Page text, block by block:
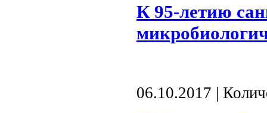
К 95-летию
06.10.2017 |